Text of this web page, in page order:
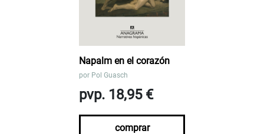
Napalm en el corazón
por Pol Guasch
pvp. 18,95 €
comprar